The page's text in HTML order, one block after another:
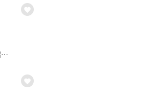
今回は、宮城県白石市の鎌先温泉。今年９月に誕生した老舗旅館が手掛けるリゾートホテルを紹介します。宮城の食材を中心に趣向を凝らした料理の数々に、古くから薬湯として親しまれる温泉など極上の癒やしを堪能します。【放送局】東日本放送【放送日】2025年11月20日(木)